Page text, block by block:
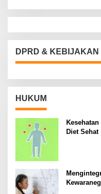
DPRD & KEBIJAKAN
HUKUM
Diet Sehat